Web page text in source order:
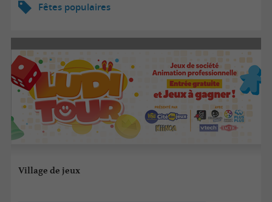
Fêtes populaires
Village de jeux